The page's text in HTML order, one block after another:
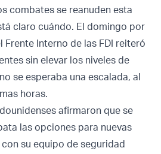
combates se reanuden esta
claro cuándo. El domingo por
Frente Interno de las FDI reiteró
sin elevar los niveles de
se esperaba una escalada, al
horas.
afirmaron que se
las opciones para nuevas
su equipo de seguridad